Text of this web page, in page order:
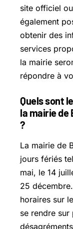
site officiel
également
obtenir des
services
la mairie
répondre à
Quels sont
la mairie de
?
La mairie de
jours fériés
mai, le 14
25
horaires sur
se rendre